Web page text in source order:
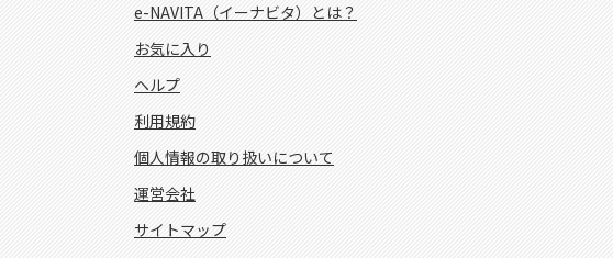
e-NAVITA（イーナビタ）とは？
お気に入り
ヘルプ
利用規約
個人情報の取り扱いについて
運営会社
サイトマップ